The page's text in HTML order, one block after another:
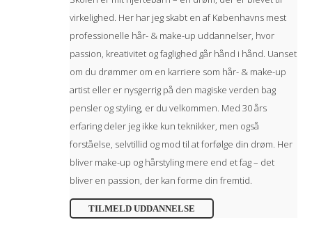
virkelighed. Her har jeg skabt en af Københavns mest
professionelle hår- & make-up uddannelser, hvor
passion, kreativitet og faglighed går hånd i hånd. Uanset
om du drømmer om en karriere som hår- & make-up
artist eller er nysgerrig på den magiske verden bag
pensler og styling, er du velkommen. Med 30 års
erfaring deler jeg ikke kun teknikker, men også
forståelse, selvtillid og mod til at forfølge din drøm. Her
bliver make-up og hårstyling mere end et fag – det
bliver en passion, der kan forme din fremtid.
TILMELD UDDANNELSE